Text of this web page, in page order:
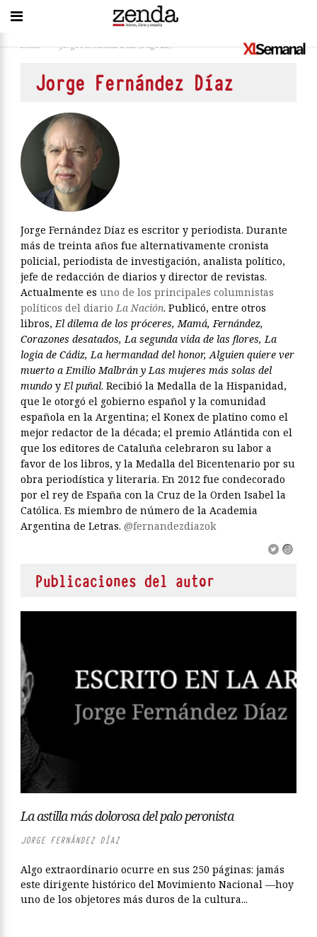
Inicio > Jorge Fernández Díaz(Page 23)
Jorge Fernández Díaz
Jorge Fernández Díaz es escritor y periodista. Durante
más de treinta años fue alternativamente cronista
policial, periodista de investigación, analista político,
jefe de redacción de diarios y director de revistas.
Actualmente es uno de los principales columnistas
políticos del diarioLa Nación. Publicó, entre otros
libros,El dilema de los próceres, Mamá, Fernández,
Corazones desatados, La segunda vida de las flores, La
logia de Cádiz, La hermandad del honor, Alguien quiere ver
muerto a Emilio Malbrán y Las mujeres más solas del
mundo yEl puñal. Recibió la Medalla de la Hispanidad,
que le otorgó el gobierno español y la comunidad
española en la Argentina; el Konex de platino como el
mejor redactor de la década; el premio Atlántida con el
que los editores de Cataluña celebraron su labor a
favor de los libros, y la Medalla del Bicentenario por su
obra periodística y literaria. En 2012 fue condecorado
por el rey de España con la Cruz de la Orden Isabel la
Católica. Es miembro de número de la Academia
Argentina de Letras. @fernandezdiazok
Publicaciones del autor
La astilla más dolorosa del palo peronista
JORGE FERNÁNDEZ DÍAZ
Algo extraordinario ocurre en sus 250 páginas: jamás
este dirigente histórico del Movimiento Nacional —hoy
uno de los objetores más duros de la cultura...